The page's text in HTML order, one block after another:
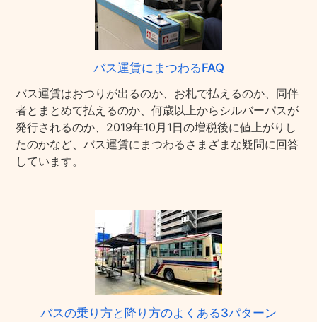
バス運賃にまつわるFAQ
バス運賃はおつりが出るのか、お札で払えるのか、同伴
者とまとめて払えるのか、何歳以上からシルバーパスが
発行されるのか、2019年10月1日の増税後に値上がりし
たのかなど、バス運賃にまつわるさまざまな疑問に回答
しています。
バスの乗り方と降り方のよくある3パターン